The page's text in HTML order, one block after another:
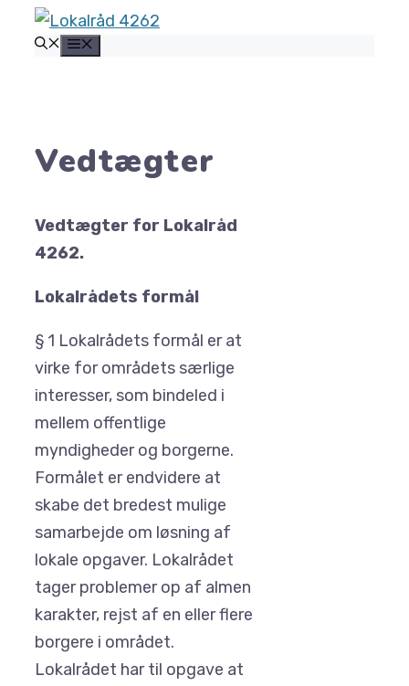
Hop
Vedtægter
Vedtægter for Lokalråd
4262.
Lokalrådets formål
§ 1 Lokalrådets formål er at
virke for områdets særlige
interesser, som bindeled i
mellem offentlige
myndigheder og borgerne.
Formålet er endvidere at
skabe det bredest mulige
samarbejde om løsning af
lokale opgaver. Lokalrådet
tager problemer op af almen
karakter, rejst af en eller flere
borgere i området.
Lokalrådet har til opgave at